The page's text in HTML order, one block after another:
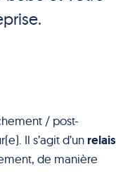
/ post-
Il s’agit d’un relais
de manière